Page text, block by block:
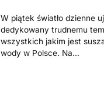
W piątek światło dzienne
dedykowany trudnemu
wszystkich jakim jest
wody w Polsce. Na…